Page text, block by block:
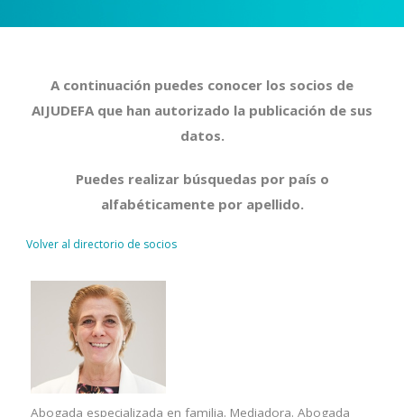
A continuación puedes conocer los socios de
AIJUDEFA que han autorizado la publicación de sus
datos.
Puedes realizar búsquedas por país o
alfabéticamente por apellido.
Volver al directorio de socios
Abogada especializada en familia. Mediadora. Abogada